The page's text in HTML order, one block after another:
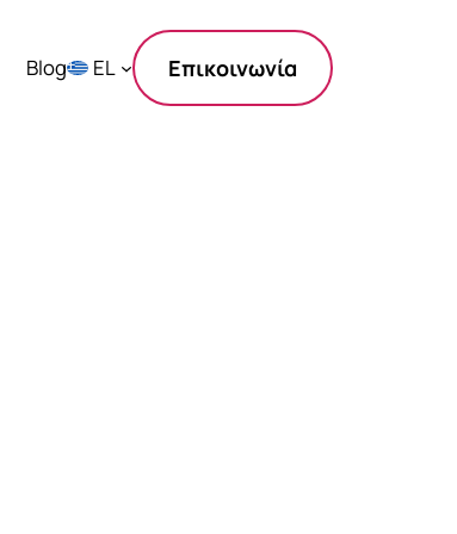
Blog EL Επικοινωνία